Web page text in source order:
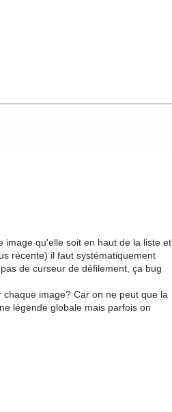
image qu'elle soit en haut de la liste et
récente) il faut systématiquement
de curseur de défilement, ça bug
image? Car on ne peut que la
légende globale mais parfois on